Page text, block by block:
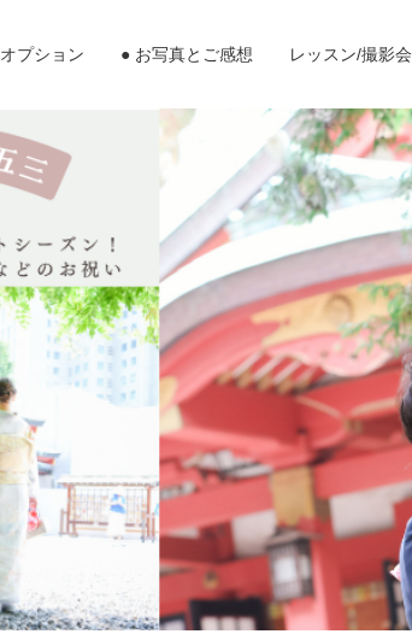
オプション ● お写真とご感想 レッスン/撮影会